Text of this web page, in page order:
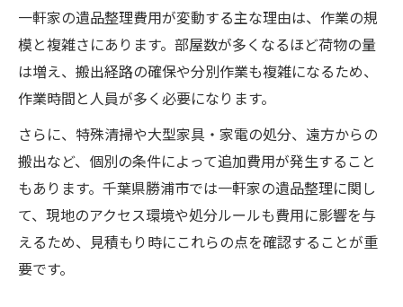
遺品整理でよくあるトラブル回避のコツ
遺品整理で発生しやすいトラブル例と対策
家の片付け時に注意したい遺品整理の落と
遺品整理業者との契約で確認すべきポイン
ト
家の片付けで遺品整理を失敗しない注意点
遺品整理の追加費用トラブルを防ぐ方法
費用を抑えて家を片付ける実践的な工夫集
一軒家の遺品整理費用が変動する主な理由は、作業の規
模と複雑さにあります。部屋数が多くなるほど荷物の量
は増え、搬出経路の確保や分別作業も複雑になるため、
作業時間と人員が多く必要になります。
さらに、特殊清掃や大型家具・家電の処分、遠方からの
搬出など、個別の条件によって追加費用が発生すること
もあります。千葉県勝浦市では一軒家の遺品整理に関し
て、現地のアクセス環境や処分ルールも費用に影響を与
えるため、見積もり時にこれらの点を確認することが重
要です。